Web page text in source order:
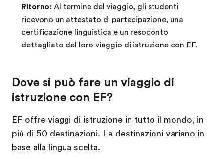
Ritorno: Al termine del viaggio, gli studenti
ricevono un attestato di partecipazione, una
certificazione linguistica e un resoconto
dettagliato del loro viaggio di istruzione con EF.
Dove si può fare un viaggio di
istruzione con EF?
EF offre viaggi di istruzione in tutto il mondo, in
più di 50 destinazioni. Le destinazioni variano in
base alla lingua scelta.